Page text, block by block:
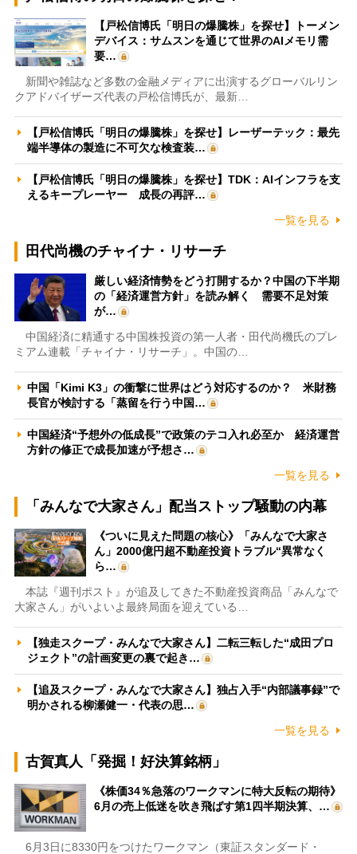
【戸松信博氏「明日の爆騰株」を探せ】トーメン
デバイス：サムスンを通じて世界のAIメモリ需
要…
新聞や雑誌など多数の金融メディアに出演するグローバルリン
クアドバイザーズ代表の戸松信博氏が、最新…
【戸松信博氏「明日の爆騰株」を探せ】レーザーテック：最先
端半導体の製造に不可欠な検査装…
【戸松信博氏「明日の爆騰株」を探せ】TDK：AIインフラを支
えるキープレーヤー 成長の再評…
一覧を見る
田代尚機のチャイナ・リサーチ
厳しい経済情勢をどう打開するか？中国の下半期
の「経済運営方針」を読み解く 需要不足対策
が…
中国経済に精通する中国株投資の第一人者・田代尚機氏のプレ
ミアム連載「チャイナ・リサーチ」。中国の…
中国「Kimi K3」の衝撃に世界はどう対応するのか？ 米財務
長官が検討する「蒸留を行う中国…
中国経済“予想外の低成長”で政策のテコ入れ必至か 経済運営
方針の修正で成長加速が予想さ…
一覧を見る
「みんなで大家さん」配当ストップ騒動の内幕
《ついに見えた問題の核心》「みんなで大家さ
ん」2000億円超不動産投資トラブル“異常なく
ら…
本誌『週刊ポスト』が追及してきた不動産投資商品「みんなで
大家さん」がいよいよ最終局面を迎えている…
【独走スクープ・みんなで大家さん】二転三転した“成田プロ
ジェクト”の計画変更の裏で起き…
【追及スクープ・みんなで大家さん】独占入手“内部議事録”で
明かされる柳瀬健一・代表の思…
一覧を見る
古賀真人「発掘！好決算銘柄」
《株価34％急落のワークマンに特大反転の期待》
6月の売上低迷を吹き飛ばす第1四半期決算、…
6月3日に8330円をつけたワークマン（東証スタンダード・